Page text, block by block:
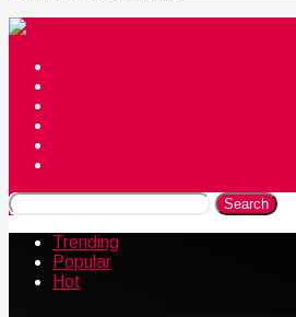
Search
Trending
Popular
Hot